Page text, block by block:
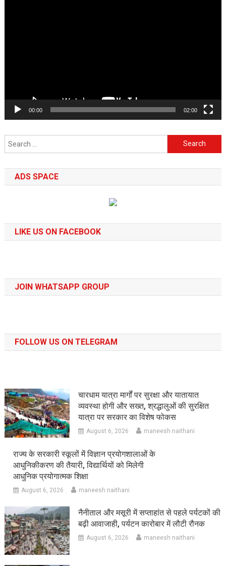
00:00 02:00
Search
for:
ADS SPACE
LIKE US ON FACEBOOK
JOIN WHATSAPP GROUP
FOLLOW US ON TELEGRAM
चारधाम यात्रा मार्गों पर सुरक्षा और यातायात
व्यवस्था होगी और सख्त, श्रद्धालुओं की सुरक्षित
यात्रा पर सरकार का विशेष फोकस
August 6, 2026 maneesh naithani
राज्य के सरकारी स्कूलों में विज्ञान प्रयोगशालाओं के
आधुनिकीकरण की तैयारी, विद्यार्थियों को मिलेगी
आधुनिक प्रयोगात्मक शिक्षा
August 6, 2026 maneesh naithani
नैनीताल और मसूरी में सप्ताहांत से पहले पर्यटकों की
बढ़ी आवाजाही, पर्यटन कारोबार में लौटी रौनक
August 6, 2026 maneesh naithani